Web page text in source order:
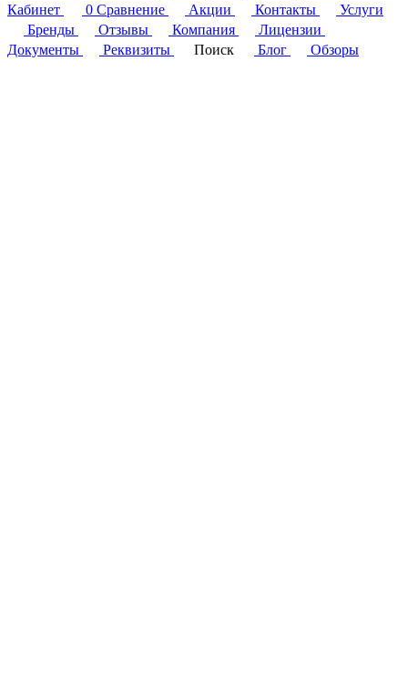
Кабинет
0 Сравнение Акции Контакты
Услуги
Бренды
Отзывы Компания
Лицензии
Документы
Реквизиты Поиск Блог Обзоры